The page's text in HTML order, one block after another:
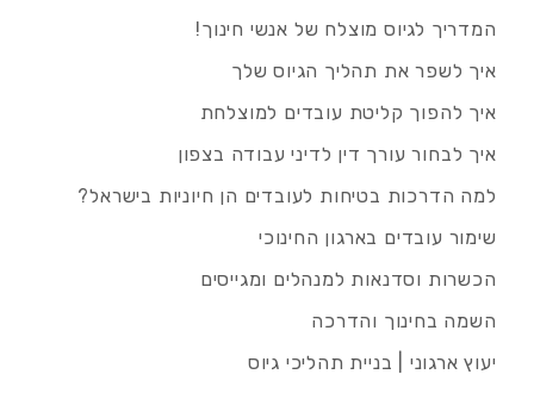
המדריך לגיוס מוצלח של אנשי חינוך!
איך לשפר את תהליך הגיוס שלך
איך להפוך קליטת עובדים למוצלחת
איך לבחור עורך דין לדיני עבודה בצפון
למה הדרכות בטיחות לעובדים הן חיוניות בישראל?
שימור עובדים בארגון החינוכי
הכשרות וסדנאות למנהלים ומגייסים
השמה בחינוך והדרכה
יעוץ ארגוני | בניית תהליכי גיוס